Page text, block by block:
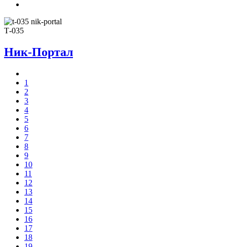
Т-035
Ник-Портал
1
2
3
4
5
6
7
8
9
10
11
12
13
14
15
16
17
18